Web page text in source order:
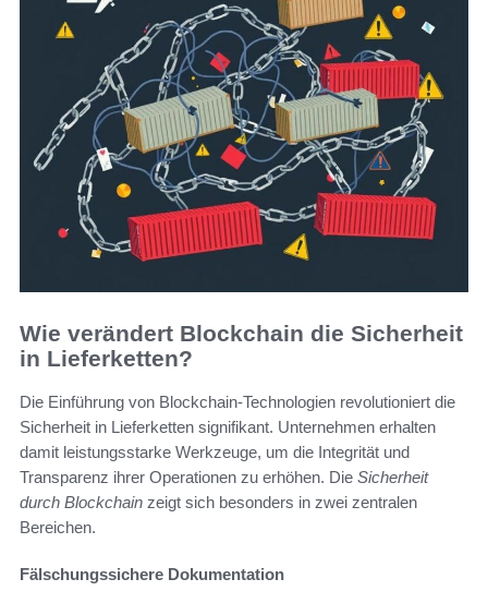
Wie verändert Blockchain die Sicherheit
in Lieferketten?
Die Einführung von Blockchain-Technologien revolutioniert die
Sicherheit in Lieferketten signifikant. Unternehmen erhalten
damit leistungsstarke Werkzeuge, um die Integrität und
Transparenz ihrer Operationen zu erhöhen. Die Sicherheit
durch Blockchain zeigt sich besonders in zwei zentralen
Bereichen.
Fälschungssichere Dokumentation